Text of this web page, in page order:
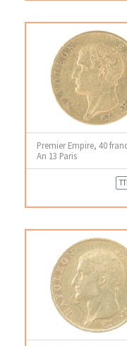
Premier Empire, 40
An 13 Paris